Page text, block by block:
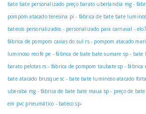
bate bate personalizado preço barato uberlandia mg -
pompom atacado teresina pi - fábrica de bate bate
batecos personalizados - personalizado para carnaval -
fábrica de pompom caxias do sul rs- pompom atacado
luminoso recife pe -fábrica de bate bate sumare sp - bate
barato pelotas rs -fábrica de pompom taubate sp -fábrica
bate atacado brusque sc - bate bate luminoso atacado
uberaba mg - fábrica de bate bate maua sp - preço de
em pvc pneumático - bateco sp-